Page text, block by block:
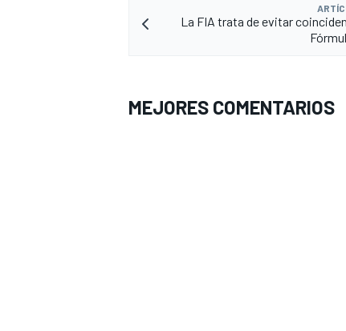
La FIA trata de evitar
MEJORES COMENTARIOS